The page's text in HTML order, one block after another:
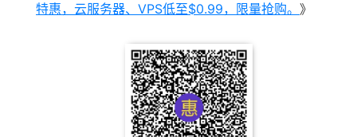
特惠，云服务器、VPS低至$0.99，限量抢购。 》